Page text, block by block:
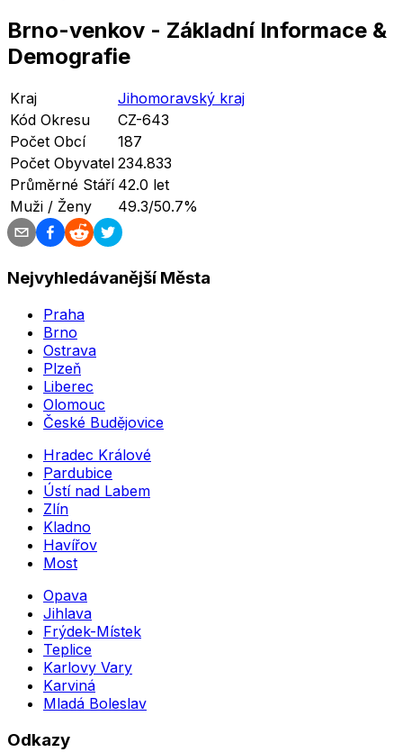
Brno-venkov - Základní Informace &
Demografie
Kraj
Jihomoravský kraj
Kód Okresu
CZ-643
Počet Obcí
187
Počet Obyvatel 234.833
Průměrné Stáří 42.0 let
Muži / Ženy
49.3/50.7%
Nejvyhledávanější Města
Praha
Brno
Ostrava
Plzeň
Liberec
Olomouc
České Budějovice
Hradec Králové
Pardubice
Ústí nad Labem
Zlín
Kladno
Havířov
Most
Opava
Jihlava
Frýdek-Místek
Teplice
Karlovy Vary
Karviná
Mladá Boleslav
Odkazy